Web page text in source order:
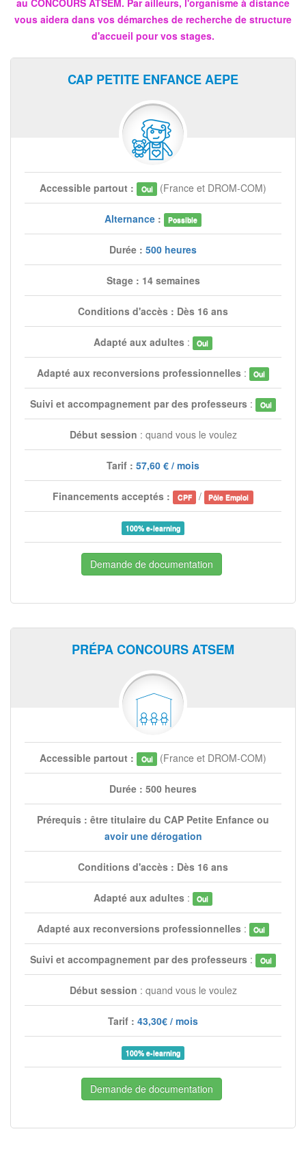
au CONCOURS ATSEM. Par ailleurs, l'organisme à distance
vous aidera dans vos démarches de recherche de structure
d'accueil pour vos stages.
CAP PETITE ENFANCE AEPE
Accessible partout : Oui (France et DROM-COM)
Alternance: Possible
Durée : 500 heures
Stage : 14 semaines
Conditions d'accès : Dès 16 ans
Adapté aux adultes: Oui
Adapté aux reconversions professionnelles: Oui
Suivi et accompagnement par des professeurs : Oui
Début session : quand vous le voulez
Tarif : 57,60 € / mois
Financements acceptés : CPF / Pôle Emploi
100% e-learning
Demande de documentation
PRÉPA CONCOURS ATSEM
Accessible partout : Oui (France et DROM-COM)
Durée : 500 heures
Prérequis : être titulaire du CAP Petite Enfance ou
avoir une dérogation
Conditions d'accès : Dès 16 ans
Adapté aux adultes: Oui
Adapté aux reconversions professionnelles: Oui
Suivi et accompagnement par des professeurs : Oui
Début session : quand vous le voulez
Tarif : 43,30€ / mois
100% e-learning
Demande de documentation